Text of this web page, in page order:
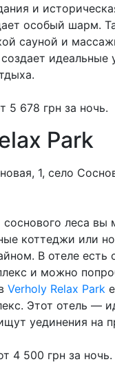
и
особый шарм.
сауной и
идеальные
5 678 грн за ночь.
Park
1, село
соснового леса вы
коттеджи или
В отеле есть
и можно
Verholy Relax Park
Этот отель —
уединения на
4 500 грн за ночь.